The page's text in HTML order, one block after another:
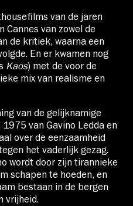
van de jaren
Cannes van zowel de
de kritiek, waarna een
En er kwamen nog
Kaos) met de voor de
mix van realisme en
van de gelijknamige
van Gavino Ledda en
over de eenzaamheid
het vaderlijk gezag.
wordt door zijn tirannieke
schapen te hoeden, en
bestaan in de bergen
vrijheid.